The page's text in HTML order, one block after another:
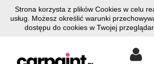
Strona korzysta z plików Cookies w celu
usług. Możesz określić warunki
dostępu do cookies w Twojej